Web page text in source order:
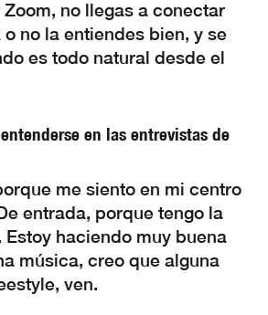
no llegas a conectar
no la entiendes bien, y se
es todo natural desde el
en las entrevistas de
me siento en mi centro
entrada, porque tengo la
Estoy haciendo muy buena
música, creo que alguna
ven.